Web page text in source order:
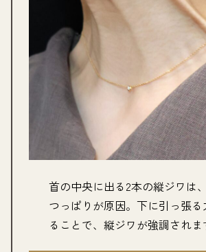
首の中央に出る2本の縦ジワは
つっぱりが原因。下に引っ張る
ることで、縦ジワが強調されま